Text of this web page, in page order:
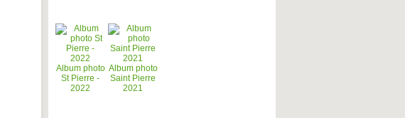
Album photo
St Pierre -
2022
Album photo
Saint Pierre
2021